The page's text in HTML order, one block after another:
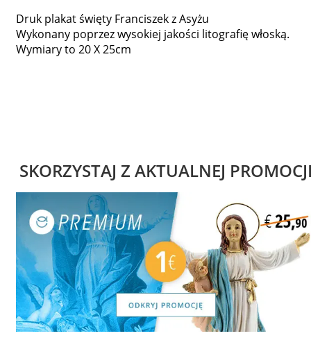
Druk plakat święty Franciszek z Asyżu
Wykonany poprzez wysokiej jakości litografię włoską.
Wymiary to 20 X 25cm
SKORZYSTAJ Z AKTUALNEJ